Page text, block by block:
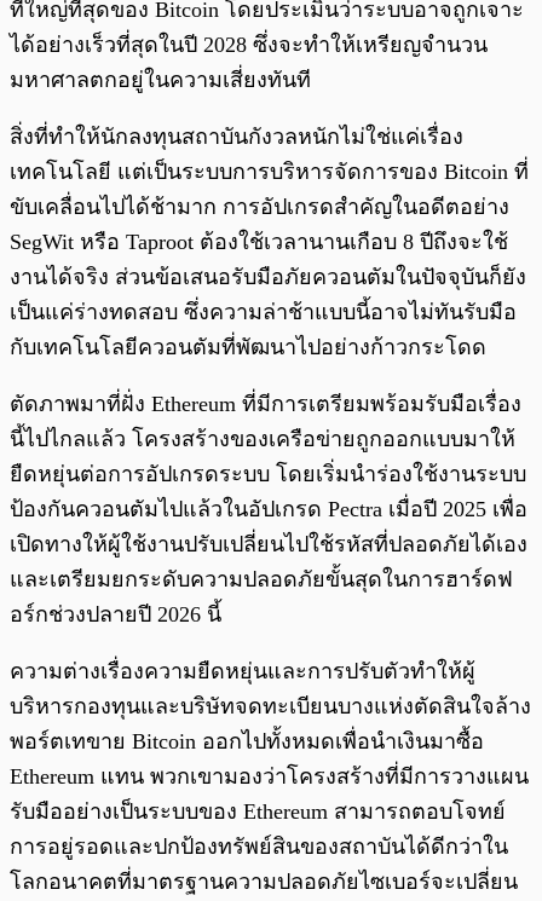
ที่ใหญ่ที่สุดของ Bitcoin โดยประเมินว่าระบบอาจถูกเจาะ
ได้อย่างเร็วที่สุดในปี 2028 ซึ่งจะทำให้เหรียญจำนวน
มหาศาลตกอยู่ในความเสี่ยงทันที
สิ่งที่ทำให้นักลงทุนสถาบันกังวลหนักไม่ใช่แค่เรื่อง
เทคโนโลยี แต่เป็นระบบการบริหารจัดการของ Bitcoin ที่
ขับเคลื่อนไปได้ช้ามาก การอัปเกรดสำคัญในอดีตอย่าง
SegWit หรือ Taproot ต้องใช้เวลานานเกือบ 8 ปีถึงจะใช้
งานได้จริง ส่วนข้อเสนอรับมือภัยควอนตัมในปัจจุบันก็ยัง
เป็นแค่ร่างทดสอบ ซึ่งความล่าช้าแบบนี้อาจไม่ทันรับมือ
กับเทคโนโลยีควอนตัมที่พัฒนาไปอย่างก้าวกระโดด
ตัดภาพมาที่ฝั่ง Ethereum ที่มีการเตรียมพร้อมรับมือเรื่อง
นี้ไปไกลแล้ว โครงสร้างของเครือข่ายถูกออกแบบมาให้
ยืดหยุ่นต่อการอัปเกรดระบบ โดยเริ่มนำร่องใช้งานระบบ
ป้องกันควอนตัมไปแล้วในอัปเกรด Pectra เมื่อปี 2025 เพื่อ
เปิดทางให้ผู้ใช้งานปรับเปลี่ยนไปใช้รหัสที่ปลอดภัยได้เอง
และเตรียมยกระดับความปลอดภัยขั้นสุดในการฮาร์ดฟ
อร์กช่วงปลายปี 2026 นี้
ความต่างเรื่องความยืดหยุ่นและการปรับตัวทำให้ผู้
บริหารกองทุนและบริษัทจดทะเบียนบางแห่งตัดสินใจล้าง
พอร์ตเทขาย Bitcoin ออกไปทั้งหมดเพื่อนำเงินมาซื้อ
Ethereum แทน พวกเขามองว่าโครงสร้างที่มีการวางแผน
รับมืออย่างเป็นระบบของ Ethereum สามารถตอบโจทย์
การอยู่รอดและปกป้องทรัพย์สินของสถาบันได้ดีกว่าใน
โลกอนาคตที่มาตรฐานความปลอดภัยไซเบอร์จะเปลี่ยน